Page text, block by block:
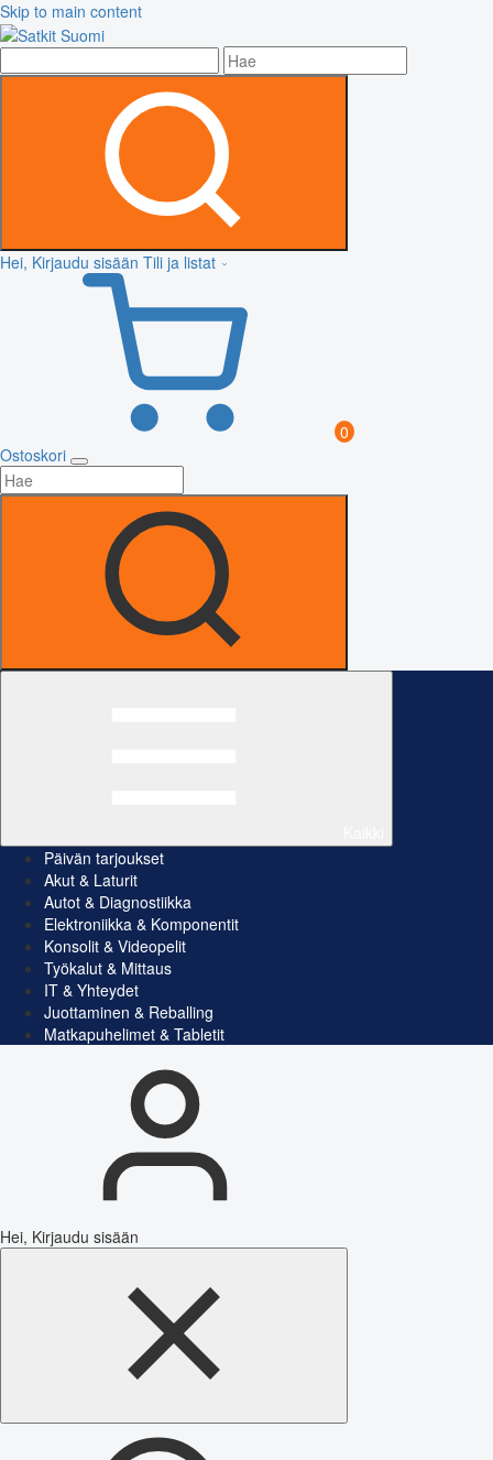
Skip to main content
Hei, Kirjaudu sisään Tili ja listat
0
Ostoskori
Päivän tarjoukset
Akut & Laturit
Autot & Diagnostiikka
Elektroniikka & Komponentit
Konsolit & Videopelit
Työkalut & Mittaus
IT & Yhteydet
Juottaminen & Reballing
Matkapuhelimet & Tabletit
Hei, Kirjaudu sisään